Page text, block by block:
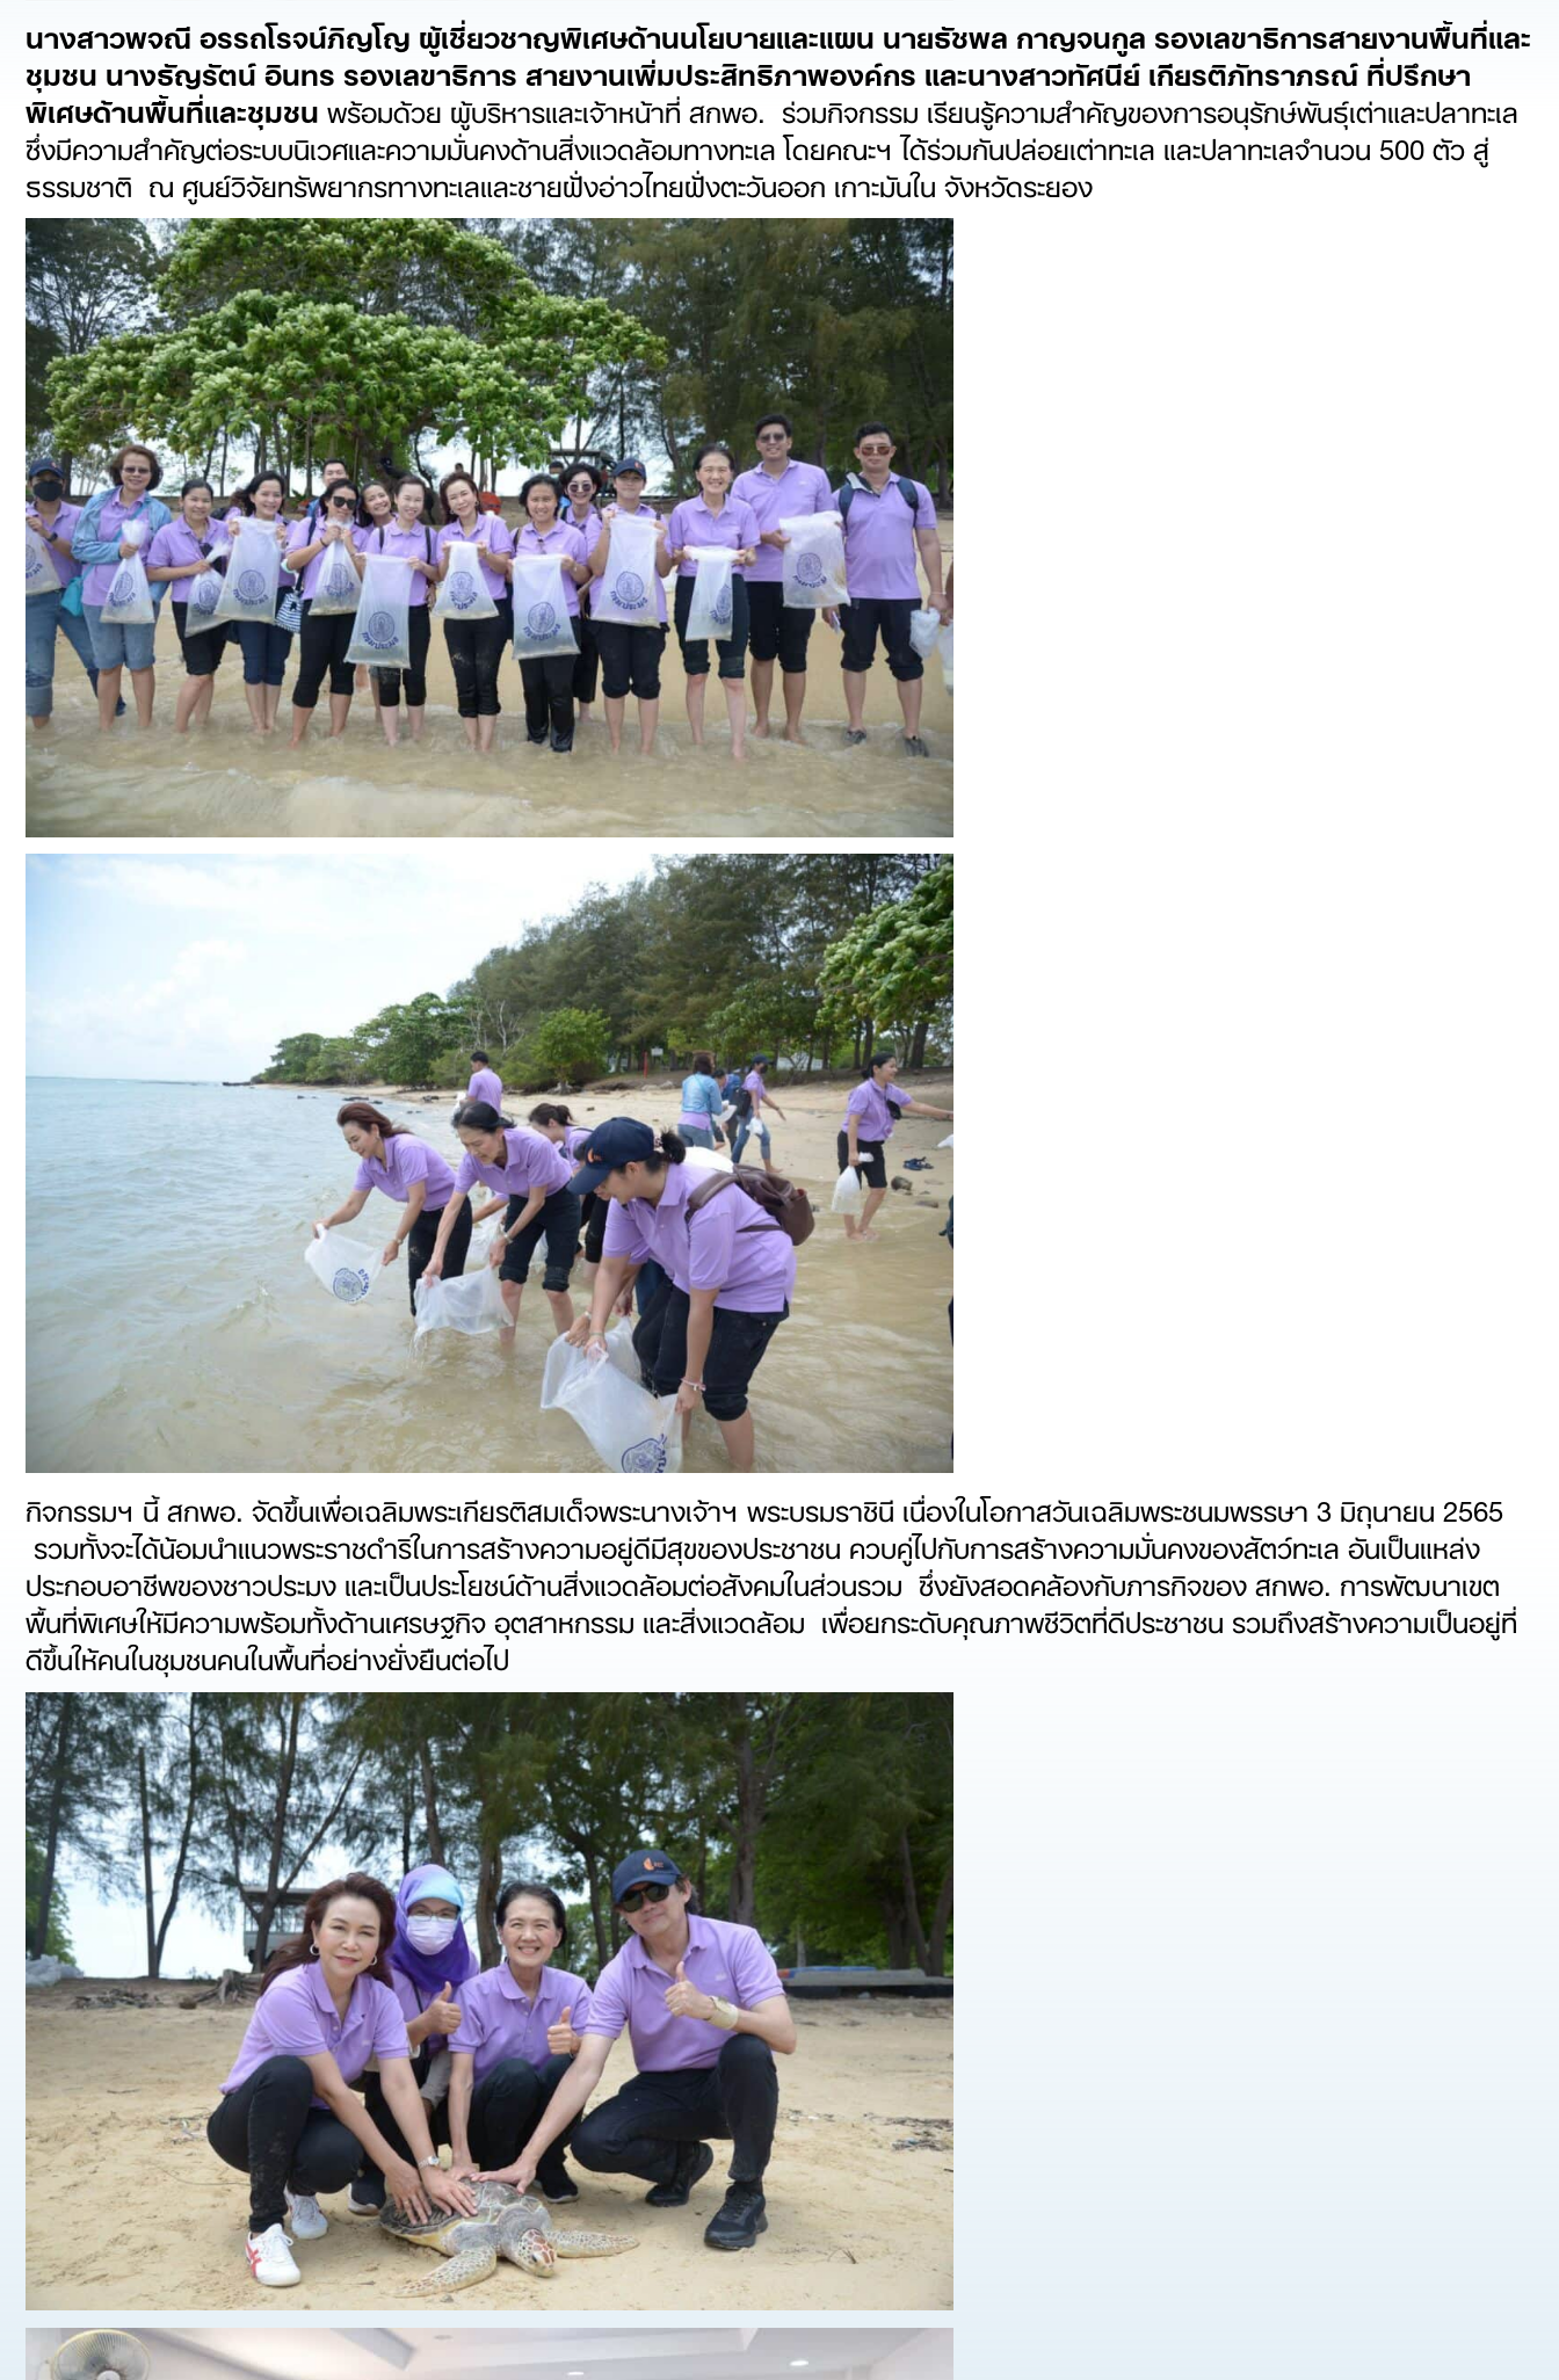
นางสาวพจณี อรรถโรจน์ภิญโญ ผู้เชี่ยวชาญพิเศษด้านนโยบายและแผน นายธัชพล กาญจนกูล รองเลขาธิการสายงานพื้นที่และ
ชุมชน นางธัญรัตน์ อินทร รองเลขาธิการ สายงานเพิ่มประสิทธิภาพองค์กร และนางสาวทัศนีย์ เกียรติภัทราภรณ์ ที่ปรึกษา
พิเศษด้านพื้นที่และชุมชนพร้อมด้วย ผู้บริหารและเจ้าหน้าที่ สกพอ. ร่วมกิจกรรม เรียนรู้ความสำคัญของการอนุรักษ์พันธุ์เต่าและปลาทะเล
ซึ่งมีความสำคัญต่อระบบนิเวศและความมั่นคงด้านสิ่งแวดล้อมทางทะเล โดยคณะฯ ได้ร่วมกันปล่อยเต่าทะเล และปลาทะเลจำนวน 500 ตัว สู่
ธรรมชาติ ณ ศูนย์วิจัยทรัพยากรทางทะเลและชายฝั่งอ่าวไทยฝั่งตะวันออก เกาะมันใน จังหวัดระยอง
กิจกรรมฯ นี้ สกพอ. จัดขึ้นเพื่อเฉลิมพระเกียรติสมเด็จพระนางเจ้าฯ พระบรมราชินี เนื่องในโอกาสวันเฉลิมพระชนมพรรษา 3 มิถุนายน 2565
รวมทั้งจะได้น้อมนำแนวพระราชดำริในการสร้างความอยู่ดีมีสุขของประชาชน ควบคู่ไปกับการสร้างความมั่นคงของสัตว์ทะเล อันเป็นแหล่ง
ประกอบอาชีพของชาวประมง และเป็นประโยชน์ด้านสิ่งแวดล้อมต่อสังคมในส่วนรวม ซึ่งยังสอดคล้องกับภารกิจของ สกพอ. การพัฒนาเขต
พื้นที่พิเศษให้มีความพร้อมทั้งด้านเศรษฐกิจ อุตสาหกรรม และสิ่งแวดล้อม เพื่อยกระดับคุณภาพชีวิตที่ดีประชาชน รวมถึงสร้างความเป็นอยู่ที่
ดีขึ้นให้คนในชุมชนคนในพื้นที่อย่างยั่งยืนต่อไป